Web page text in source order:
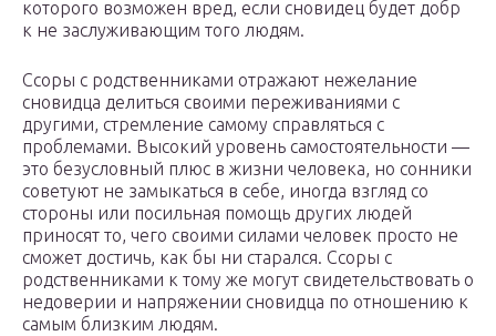
которого возможен вред, если сновидец будет добр
к не заслуживающим того людям.
Ссоры с родственниками отражают нежелание
сновидца делиться своими переживаниями с
другими, стремление самому справляться с
проблемами. Высокий уровень самостоятельности —
это безусловный плюс в жизни человека, но сонники
советуют не замыкаться в себе, иногда взгляд со
стороны или посильная помощь других людей
приносят то, чего своими силами человек просто не
сможет достичь, как бы ни старался. Ссоры с
родственниками к тому же могут свидетельствовать о
недоверии и напряжении сновидца по отношению к
самым близким людям.